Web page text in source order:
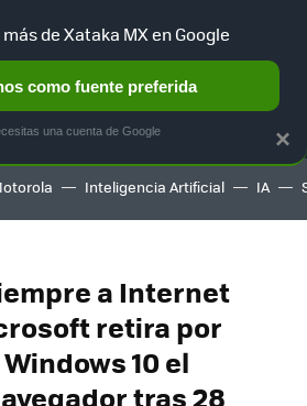
HOME AUTO TERRITORIO
Inteligencia Artificial IA
a Internet
retira por
10 el
tras 28
×
de Xataka MX en Google
como fuente preferida
una cuenta de Google